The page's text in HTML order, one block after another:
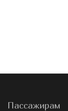
Пассажирам